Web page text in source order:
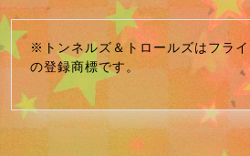
※トンネルズ＆トロールズはフラ
の登録商標です。